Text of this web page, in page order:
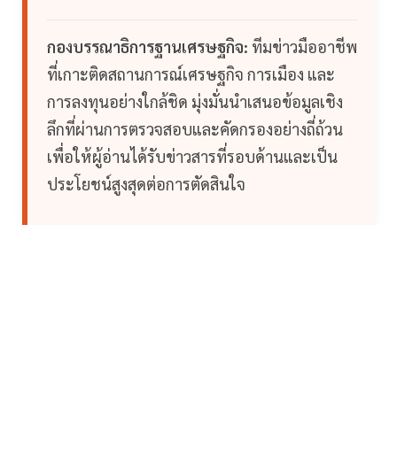
กองบรรณาธิการฐานเศรษฐกิจ: ทีมข่าวมืออาชีพ
ที่เกาะติดสถานการณ์เศรษฐกิจ การเมือง และ
การลงทุนอย่างใกล้ชิด มุ่งมั่นนำเสนอข้อมูลเชิง
ลึกที่ผ่านการตรวจสอบและคัดกรองอย่างถี่ถ้วน
เพื่อให้ผู้อ่านได้รับข่าวสารที่รอบด้านและเป็น
ประโยชน์สูงสุดต่อการตัดสินใจ